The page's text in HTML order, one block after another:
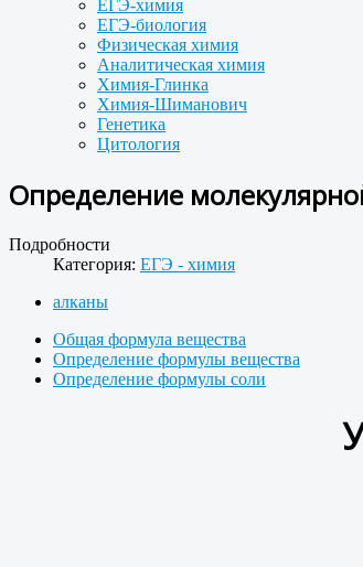
ЕГЭ-химия
ЕГЭ-биология
Физическая химия
Аналитическая химия
Химия-Глинка
Химия-Шиманович
Генетика
Цитология
Определение
Подробности
Категория: ЕГЭ - химия
алканы
Общая формула вещества
Определение формулы вещества
Определение формулы соли